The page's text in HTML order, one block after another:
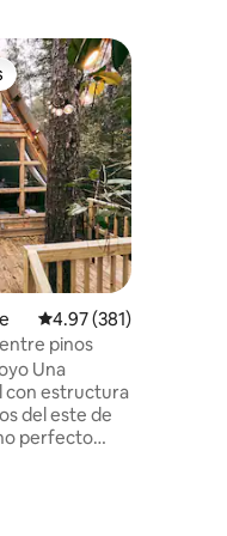
Calificación promedio:
4.97 (381)
pinos
con estructura
del este de